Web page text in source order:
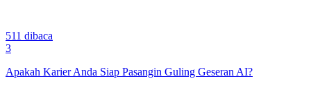
511 dibaca
3
Apakah Karier Anda Siap Pasangin Guling Geseran AI?